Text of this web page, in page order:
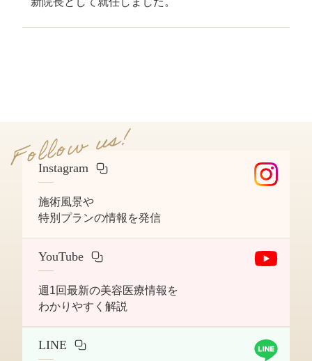
Instagram
施術風景や
特別プランの情報を発信
YouTube
週1回最新の美容医療情報を
わかりやすく解説
LINE